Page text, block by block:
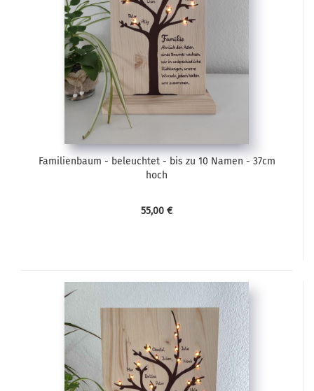
Familienbaum - beleuchtet - bis zu 10 Namen - 37cm
hoch
55,00 €